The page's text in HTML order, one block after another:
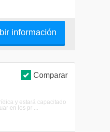
información
Comparar
y estará capacitado
en los pr ...